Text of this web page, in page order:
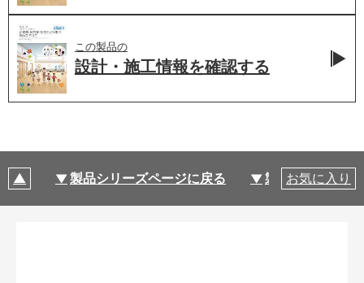
この製品の
設計・施工情報を確認する
製品シリーズページに戻る 製品仕様
お気に入り